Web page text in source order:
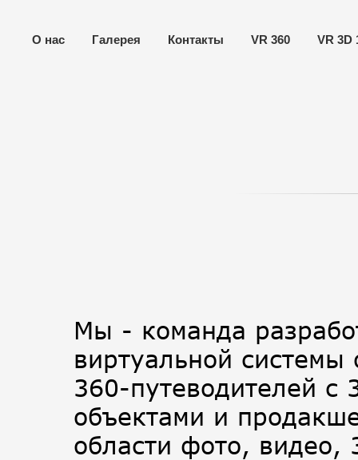
О нас Галерея Контакты VR 360 VR 3D
Мы - команда
виртуальной системы
360-путеводителей с
объектами и
области фото, видео,